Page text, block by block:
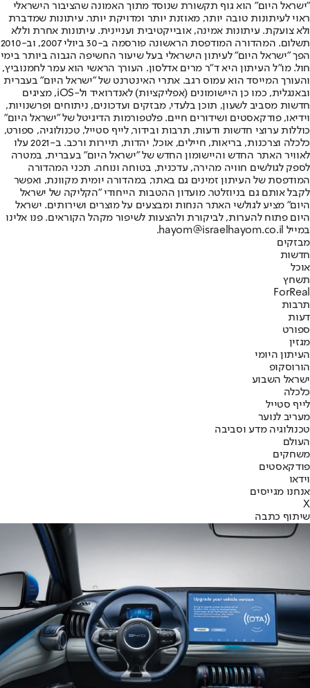
"ישראל היום" הוא גוף תקשורת שנוסד מתוך האמונה שהציבור הישראלי
ראוי לעיתונות טובה יותר, מאוזנת יותר ומדויקת יותר. עיתונות שמדברת
ולא צועקת. עיתונות אמינה, אובייקטיבית ועניינית. עיתונות אחרת וללא
תשלום. המהדורה המודפסת הראשונה פורסמה ב-30 ביולי 2007, וב-2010
הפך "ישראל היום" לעיתון הישראלי בעל שיעור החשיפה הגבוה ביותר בימי
חול. מו"ל העיתון היא ד"ר מרים אדלסון. העורך הראשי הוא עמר לחמנוביץ,
והעורך המייסד הוא עמוס רגב. אתרי האינטרנט של "ישראל היום" בעברית
ובאנגלית, כמו כן היישומונים (אפליקציות) לאנדרואיד ול-iOS, מציגים
חדשות מסביב לשעון, תוכן בלעדי, מבזקים ועדכונים, ניתוחים ופרשנויות,
וידיאו, פודקאסטים ושידורים חיים. פלטפורמות הדיגיטל של "ישראל היום"
כוללות ערוצי חדשות ודעות, תרבות ובידור, לייף סטייל, טכנולוגיה, ספורט,
כלכלה וצרכנות, בריאות, חיילים, אוכל, יהדות, תיירות ורכב. ב-2021 עלו
לאוויר האתר החדש והיישומון החדש של "ישראל היום" בעברית, במטרה
לספק לגולשים חוויה מהירה, עדכנית, בטוחה ונוחה. תכני המהדורה
המודפסת של העיתון זמינים גם באתר, במהדורה יומית מקוונת, ואפשר
לקבל אותם גם בניוזלטר. מועדון ההטבות הייחודי "הקליקה של ישראל
היום" מציע לגולשי האתר הנחות ומבצעים על מוצרים ושירותים. ישראל
היום פתוח להערות, לביקורת ולהצעות לשיפור מקהל הקוראים. פנו אלינו
במייל hayom@israelhayom.co.il.
מבזקים
חדשות
אוכל
תשחץ
ForReal
תרבות
דעות
ספורט
מגזין
העיתון היומי
הורוסקופ
ישראל השבוע
כלכלה
לייף סטייל
מעריב לנוער
טכנולוגיה מדע וסביבה
העולם
משחקים
פודקאסטים
וידאו
אנחנו מגייסים
X
שיתוף כתבה